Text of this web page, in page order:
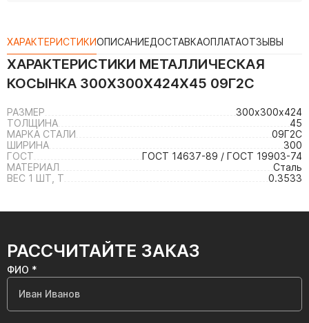
ХАРАКТЕРИСТИКИОПИСАНИЕДОСТАВКАОПЛАТАОТЗЫВЫ
ХАРАКТЕРИСТИКИ МЕТАЛЛИЧЕСКАЯ
КОСЫНКА 300Х300Х424Х45 09Г2С
РАЗМЕР
300х300х424
ТОЛЩИНА
45
МАРКА СТАЛИ
09Г2С
ШИРИНА
300
ГОСТ
ГОСТ 14637-89 / ГОСТ 19903-74
МАТЕРИАЛ
Сталь
ВЕС 1 ШТ, Т
0.3533
РАССЧИТАЙТЕ ЗАКАЗ
ФИО *